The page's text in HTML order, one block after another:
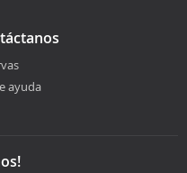
ayuda